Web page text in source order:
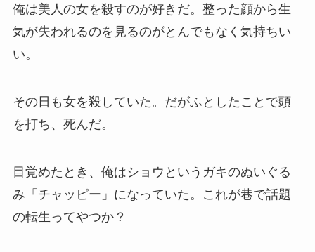
俺は美人の女を殺すのが好きだ。整った顔から生
気が失われるのを見るのがとんでもなく気持ちい
い。
その日も女を殺していた。だがふとしたことで頭
を打ち、死んだ。
目覚めたとき、俺はショウというガキのぬいぐる
み「チャッピー」になっていた。これが巷で話題
の転生ってやつか？